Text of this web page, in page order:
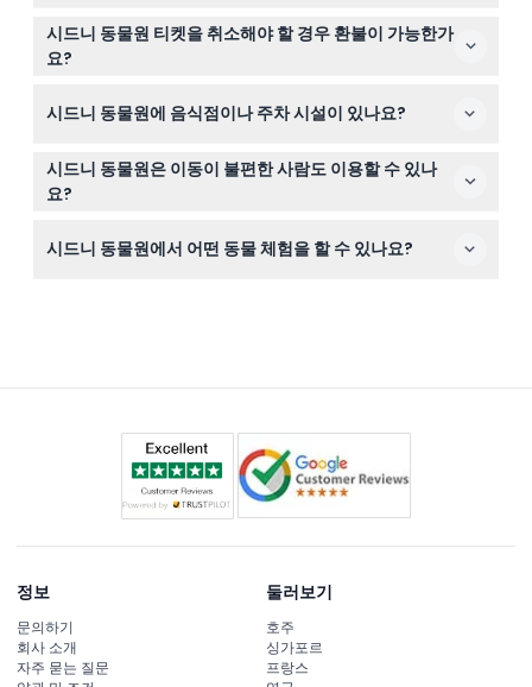
동물원이 대부분 야외에 있으니 편안한 걷기용 신발을 신고
모자와 자외선 차단제 같은 햇볕 보호 용품을 준비하며 날
씨에 맞는 복장을 착용하세요. 사전에 온라인으로 예매한
시드니 동물원 티켓을 취소해야 할 경우 환불이 가능한가
요?
웹사이트에서 예약한 날짜와 시간에 반드시 이용해 주세요.
시드니 동물원에 음식점이나 주차 시설이 있나요?
네, 시드니 동물원에는 무료 주차장, 여러 식당과 카페, 기념
품점, 피크닉 공간이 마련되어 있어 쾌적하고 즐거운 방문
을 도와드립니다.
시드니 동물원은 이동이 불편한 사람도 이용할 수 있나
요?
어려움이 있는 방문객도 편리하게 이용할 수 있도록 설계되
시드니 동물원에서 어떤 동물 체험을 할 수 있나요?
정보
문의하기
회사 소개
자주 묻는 질문
둘러보기
호주
싱가포르
프랑스